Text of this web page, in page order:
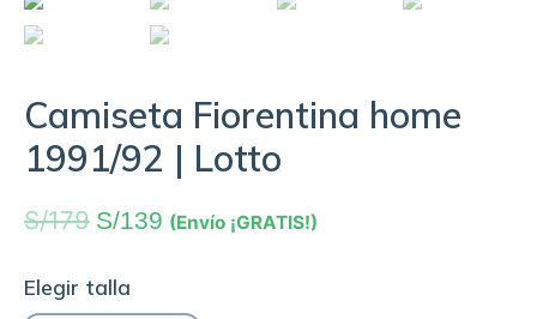
Camiseta Fiorentina home
1991/92 | Lotto
S/179 S/139 (Envío ¡GRATIS!)
Elegir talla